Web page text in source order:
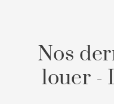
Nos
louer -